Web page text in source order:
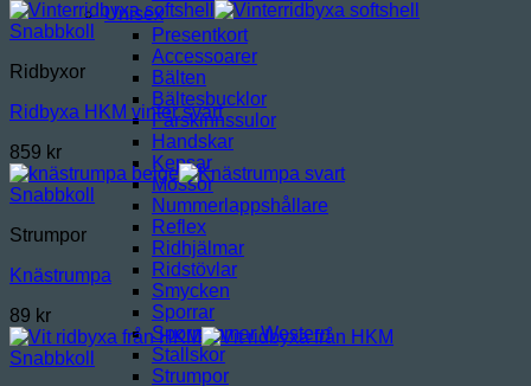
Unisex
Presentkort
Accessoarer
Bälten
Bältesbucklor
Fårskinnssulor
Handskar
Kepsar
Mössor
Nummerlappshållare
Reflex
Ridhjälmar
Ridstövlar
Smycken
Sporrar
Sporremmar Western
Stallskor
Strumpor
Snabbkoll
Ridbyxor
Ridbyxa HKM vinter svart
859 kr
Snabbkoll
Strumpor
Knästrumpa
89 kr
Snabbkoll